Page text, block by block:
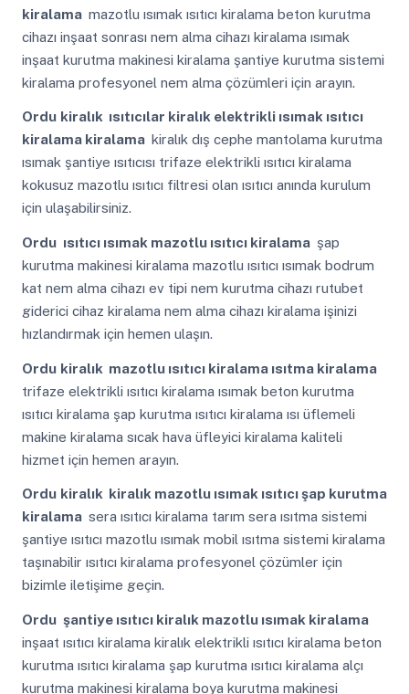
kiralama mazotlu ısımak ısıtıcı kiralama beton kurutma
cihazı inşaat sonrası nem alma cihazı kiralama ısımak
inşaat kurutma makinesi kiralama şantiye kurutma sistemi
kiralama profesyonel nem alma çözümleri için arayın.
Ordu kiralık ısıtıcılar kiralık elektrikli ısımak ısıtıcı
kiralama kiralama kiralık dış cephe mantolama kurutma
ısımak şantiye ısıtıcısı trifaze elektrikli ısıtıcı kiralama
kokusuz mazotlu ısıtıcı filtresi olan ısıtıcı anında kurulum
için ulaşabilirsiniz.
Ordu ısıtıcı ısımak mazotlu ısıtıcı kiralama şap
kurutma makinesi kiralama mazotlu ısıtıcı ısımak bodrum
kat nem alma cihazı ev tipi nem kurutma cihazı rutubet
giderici cihaz kiralama nem alma cihazı kiralama işinizi
hızlandırmak için hemen ulaşın.
Ordu kiralık mazotlu ısıtıcı kiralama ısıtma kiralama
trifaze elektrikli ısıtıcı kiralama ısımak beton kurutma
ısıtıcı kiralama şap kurutma ısıtıcı kiralama ısı üflemeli
makine kiralama sıcak hava üfleyici kiralama kaliteli
hizmet için hemen arayın.
Ordu kiralık kiralık mazotlu ısımak ısıtıcı şap kurutma
kiralama sera ısıtıcı kiralama tarım sera ısıtma sistemi
şantiye ısıtıcı mazotlu ısımak mobil ısıtma sistemi kiralama
taşınabilir ısıtıcı kiralama profesyonel çözümler için
bizimle iletişime geçin.
Ordu şantiye ısıtıcı kiralık mazotlu ısımak kiralama
inşaat ısıtıcı kiralama kiralık elektrikli ısıtıcı kiralama beton
kurutma ısıtıcı kiralama şap kurutma ısıtıcı kiralama alçı
kurutma makinesi kiralama boya kurutma makinesi